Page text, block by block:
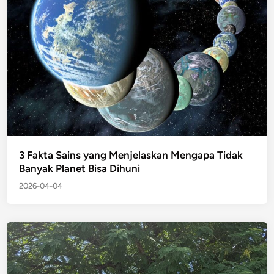
3 Fakta Sains yang Menjelaskan Mengapa Tidak
Banyak Planet Bisa Dihuni
2026-04-04